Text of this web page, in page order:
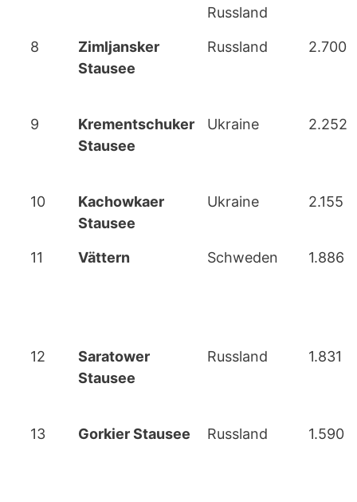
Russland
8
Zimljansker
Stausee
Russland 2.700
9
Krementschuker
Stausee
Ukraine 2.252
10
Kachowkaer
Stausee
Ukraine 2.155
11 Vättern Schweden 1.886
12
Saratower
Stausee
Russland 1.831
13 Gorkier Stausee Russland 1.590